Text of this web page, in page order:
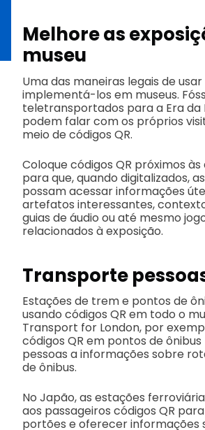
Melhore as
museu
Uma das maneiras legais de usar
implementá-los em museus.
teletransportados para a Era da
podem falar com os próprios
meio de códigos QR.
Coloque códigos QR próximos às
para que, quando digitalizados,
possam acessar informações
artefatos interessantes,
guias de áudio ou até mesmo
relacionados à exposição.
Transporte
Estações de trem e pontos de
usando códigos QR em todo o
Transport for London, por
códigos QR em pontos de
pessoas a informações sobre
de ônibus.
No Japão, as estações
aos passageiros códigos QR
portões e oferecer informações